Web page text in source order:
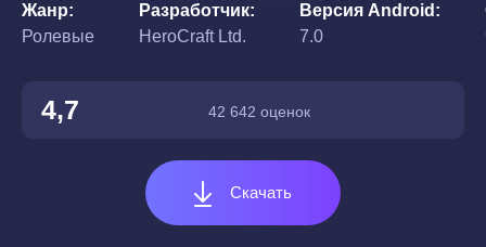
Жанр
Ролевые
Разработчик
HeroCraft Ltd.
Версия Android
7.0
4,7 42 642 оценок
Скачать